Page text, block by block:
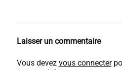
Laisser un commentaire
Vous devez vous connecter